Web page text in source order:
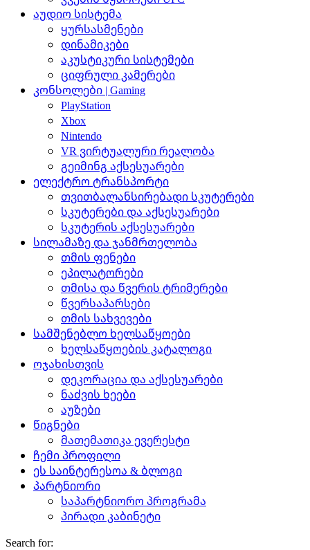
აუდიო სისტემა
ყურსასმენები
დინამიკები
აკუსტიკური სისტემები
ციფრული კამერები
კონსოლები | Gaming
PlayStation
Xbox
Nintendo
VR ვირტუალური რეალობა
გეიმინგ აქსესუარები
ელექტრო ტრანსპორტი
თვითბალანსირებადი სკუტერები
სკუტერები და აქსესუარები
სკუტერის აქსესუარები
სილამაზე და ჯანმრთელობა
თმის ფენები
ეპილატორები
თმისა და წვერის ტრიმერები
წვერსაპარსები
თმის სახვევები
სამშენებლო ხელსაწყოები
ხელსაწყოების კატალოგი
ოჯახისთვის
დეკორაცია და აქსესუარები
ნაძვის ხეები
აუზები
წიგნები
მათემათიკა ევერესტი
ჩემი პროფილი
ეს საინტერესოა & ბლოგი
პარტნიორი
საპარტნიორო პროგრამა
პირადი კაბინეტი
Search for: